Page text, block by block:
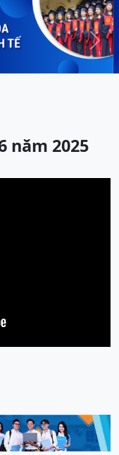
Next
năm 2025